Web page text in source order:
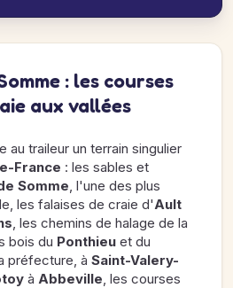
: les courses
aux vallées
au traileur un terrain singulier
France : les sables et
Somme, l'une des plus
les falaises de craie d'Ault
, les chemins de halage de la
bois du Ponthieu et du
préfecture, à Saint-Valery-
à Abbeville, les courses